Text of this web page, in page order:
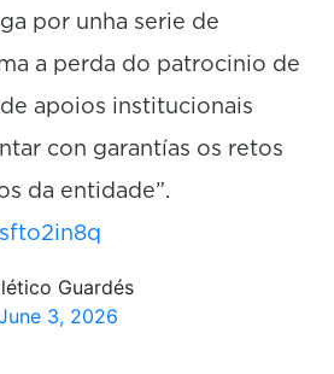
por unha serie de
a perda do patrocinio de
apoios institucionais
con garantías os retos
da entidade”.
Guardés
3, 2026